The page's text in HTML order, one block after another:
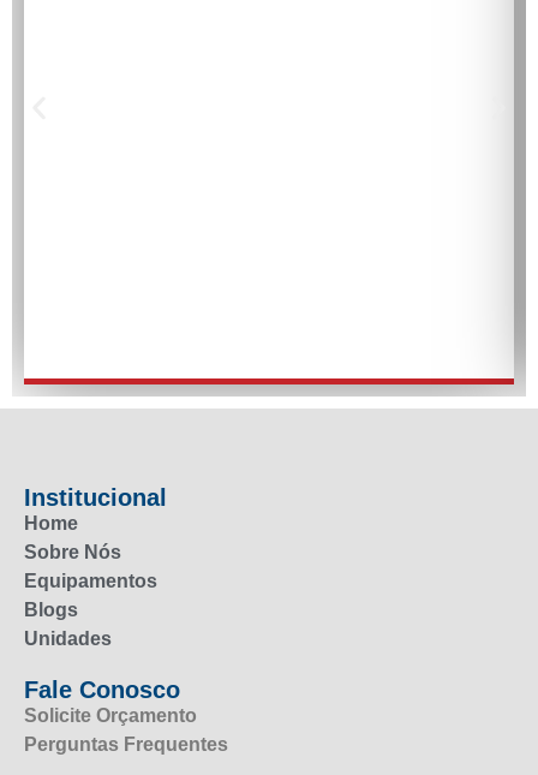
Institucional
Home
Sobre Nós
Equipamentos
Blogs
Unidades
Fale Conosco
Solicite Orçamento
Perguntas Frequentes